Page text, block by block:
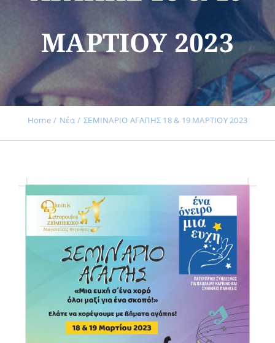
Εκδηλώσεις
Νέα
Επικοινωνία
Εισφορές
ΜΑΡΤΙΟΥ 2023
Home Νέα ΣΕΜΙΝΑΡΙΟ ΑΓΑΠΗΣ 18 & 19 ΜΑΡΤΙΟΥ 2023